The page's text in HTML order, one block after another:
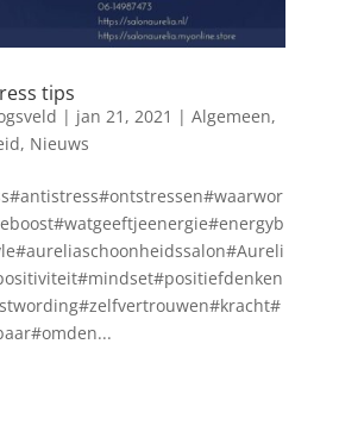
tips
| jan 21, 2021 | Algemeen,
, Nieuws